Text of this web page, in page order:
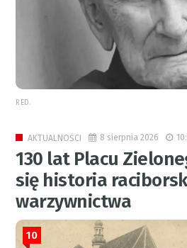
RED.
AKTUALNOŚCI 8 sierpnia 2026
130 lat Placu
się historia
warzywnictwa
10